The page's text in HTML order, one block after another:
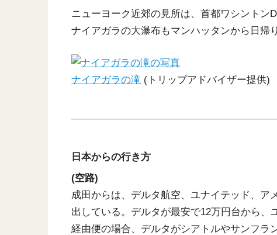
ニューヨーク近郊の見所は、首都ワシントン
ナイアガラの大瀑布もマンハッタンから日帰
ナイアガラの滝 (トリップアドバイザー提供)
日本からの行き方
(空路)
成田からは、デルタ航空、ユナイテッド、ア
出している。デルタが最安で12万円台から、
経由便の場合、デルタがシアトルやサンフラ